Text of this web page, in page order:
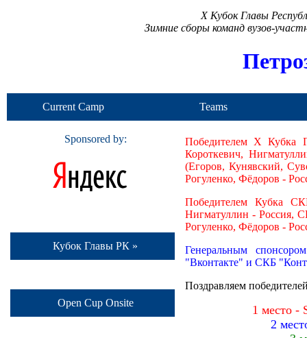
X Кубок Главы
Зимние сборы команд вузов-
Current Camp Teams
Sponsored by:
Кубок Главы РК »
Open Cup Onsite
Победителем X Кубка
Короткевич,
(Егоров, Кунявский,
Рогуленко, Фёдоров -
Победителем Кубка
Нигматуллин - Россия,
Рогуленко, Фёдоров -
Генеральным
"Вконтакте" и СКБ
Поздравляем
1 место -
2